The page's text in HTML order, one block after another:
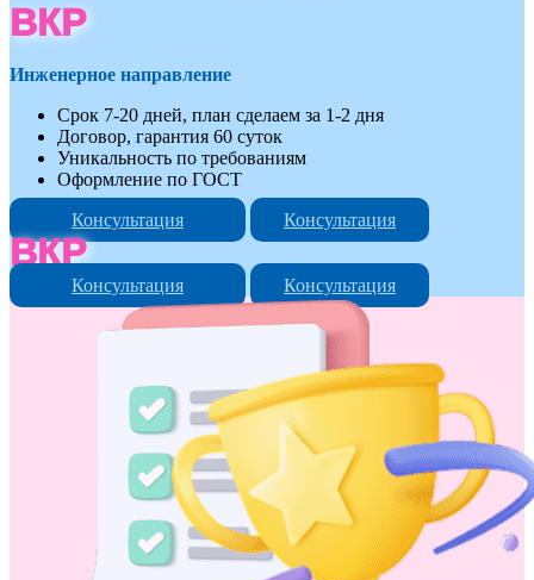
ВКР
Инженерное направление
Срок 7-20 дней, план сделаем за 1-2 дня
Договор, гарантия 60 суток
Уникальность по требованиям
Оформление по ГОСТ
Консультация
Консультация
ВКР
Консультация Консультация